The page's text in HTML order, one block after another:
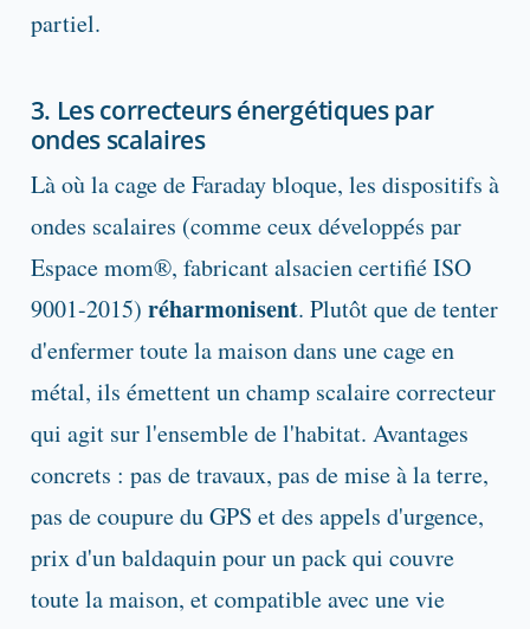
partiel.
3. Les correcteurs énergétiques par
ondes scalaires
Là où la cage de Faraday bloque, les dispositifs à
ondes scalaires (comme ceux développés par
Espace mom®, fabricant alsacien certifié ISO
9001-2015) réharmonisent. Plutôt que de tenter
d'enfermer toute la maison dans une cage en
métal, ils émettent un champ scalaire correcteur
qui agit sur l'ensemble de l'habitat. Avantages
concrets : pas de travaux, pas de mise à la terre,
pas de coupure du GPS et des appels d'urgence,
prix d'un baldaquin pour un pack qui couvre
toute la maison, et compatible avec une vie